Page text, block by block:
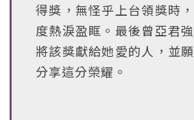
得獎，無怪乎上台領獎時
度熱淚盈眶。最後曾亞君
將該獎獻給她愛的人，並
分享這分榮耀。